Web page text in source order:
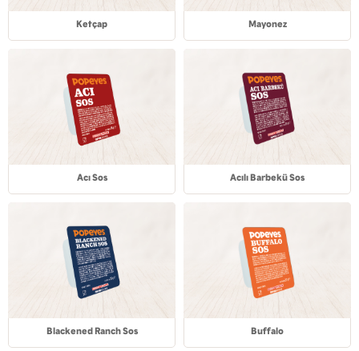
Ketçap Mayonez
Acı Sos Acılı Barbekü Sos
Blackened Ranch Sos Buffalo